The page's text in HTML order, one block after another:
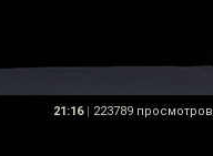
21:16 | 223789 просмотров